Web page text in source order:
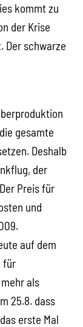
kommt zu
der Krise
Der schwarze
gesamte
Deshalb
der
Preis für
und
auf dem
für
als
25.8. dass
erste Mal